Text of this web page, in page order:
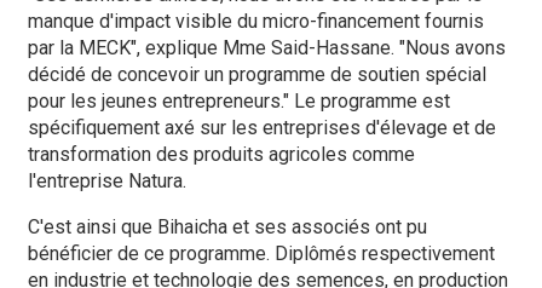
manque d'impact visible du micro-financement fournis
par la MECK", explique Mme Said-Hassane. "Nous avons
décidé de concevoir un programme de soutien spécial
pour les jeunes entrepreneurs." Le programme est
spécifiquement axé sur les entreprises d'élevage et de
transformation des produits agricoles comme
l'entreprise Natura.
C'est ainsi que Bihaicha et ses associés ont pu
bénéficier de ce programme. Diplômés respectivement
en industrie et technologie des semences, en production